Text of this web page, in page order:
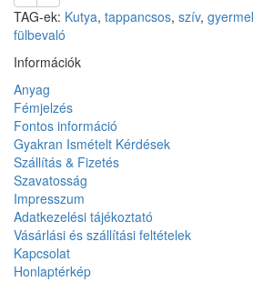
TAG-ek: Kutya, tappancsos, szív,
fülbevaló
Információk
Anyag
Fémjelzés
Fontos információ
Gyakran Ismételt Kérdések
Szállítás & Fizetés
Szavatosság
Impresszum
Adatkezelési tájékoztató
Vásárlási és szállítási feltételek
Kapcsolat
Honlaptérkép